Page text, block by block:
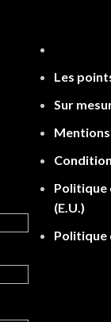
Les
Sur
Politique
(E.U.)
Politique